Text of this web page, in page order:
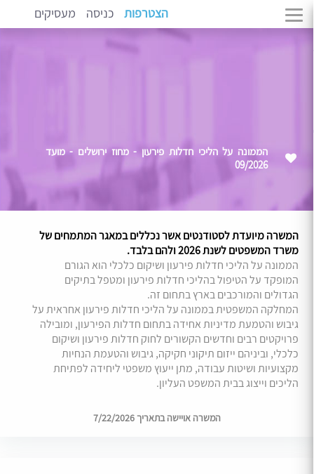
הצטרפות כניסה מעסיקים
הממונה על הליכי חדלות פירעון - מחוז ירושלים - מועד
09/2026
המשרה מיועדת לסטודנטים אשר נכללים במאגר המתמחים של
משרד המשפטים לשנת 2026 ולהם בלבד.
הממונה על הליכי חדלות פירעון ושיקום כלכלי הוא הגורם
המופקד על הטיפול בהליכי חדלות פירעון ומטפל בתיקים
הגדולים והמורכבים בארץ בתחום זה.
המחלקה המשפטית בממונה על הליכי חדלות פירעון אחראית על
גיבוש והטמעת מדיניות אחידה בתחום חדלות הפירעון, ומובילה
פרויקטים רבים וחדשים הקשורים לחוק חדלות פירעון ושיקום
כלכלי, וביניהם ייזום תיקוני חקיקה, גיבוש והטעמת הנחיות
מקצועיות ושיטות עבודה, מתן ייעוץ משפטי ליחידה לפתיחת
הליכים וייצוג בבית המשפט העליון.
המשרה אויישה בתאריך 7/22/2026